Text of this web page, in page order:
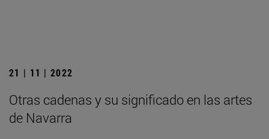
21 | 11 | 2022
Otras cadenas y su significado en las artes
de Navarra